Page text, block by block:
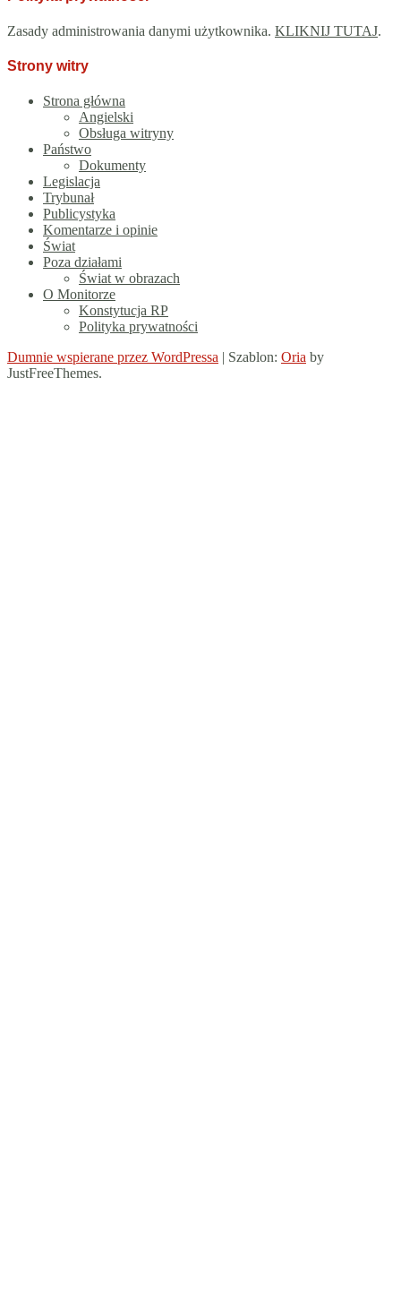
Zasady administrowania danymi użytkownika. KLIKNIJ TUTAJ.
Strony witry
Strona główna
Angielski
Obsługa witryny
Państwo
Dokumenty
Legislacja
Trybunał
Publicystyka
Komentarze i opinie
Świat
Poza działami
Świat w obrazach
O Monitorze
Konstytucja RP
Polityka prywatności
Dumnie wspierane przez WordPressa | Szablon: Oria by
JustFreeThemes.